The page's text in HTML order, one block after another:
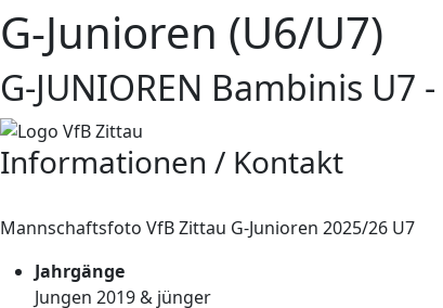
G-Junioren (U6/U7)
G-JUNIOREN Bambinis U7 -
Informationen / Kontakt
Mannschaftsfoto VfB Zittau G-Junioren 2025/26 U7
Jahrgänge
Jungen 2019 & jünger